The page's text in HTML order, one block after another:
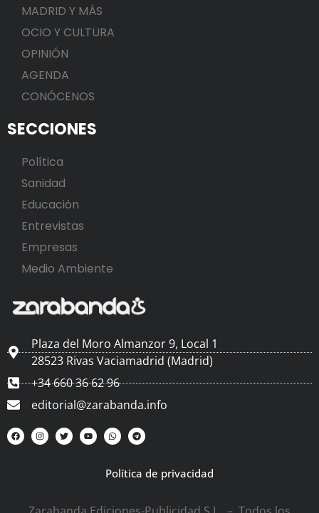
MADRID Y MÁS
OCIO Y CULTURA
OPINIÓN
AGENDA
CONÓCENOS
SECCIONES
Política
Sanidad
Educación
Entrevistas
Empresas
Medio Ambiente
Plaza del Moro Almanzor 9, Local 1
28523 Rivas Vaciamadrid (Madrid)
+34 660 36 62 96
editorial@zarabanda.info
Política de privacidad